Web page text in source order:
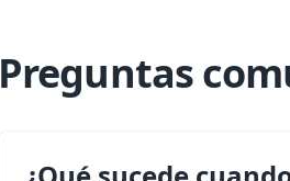
Preguntas